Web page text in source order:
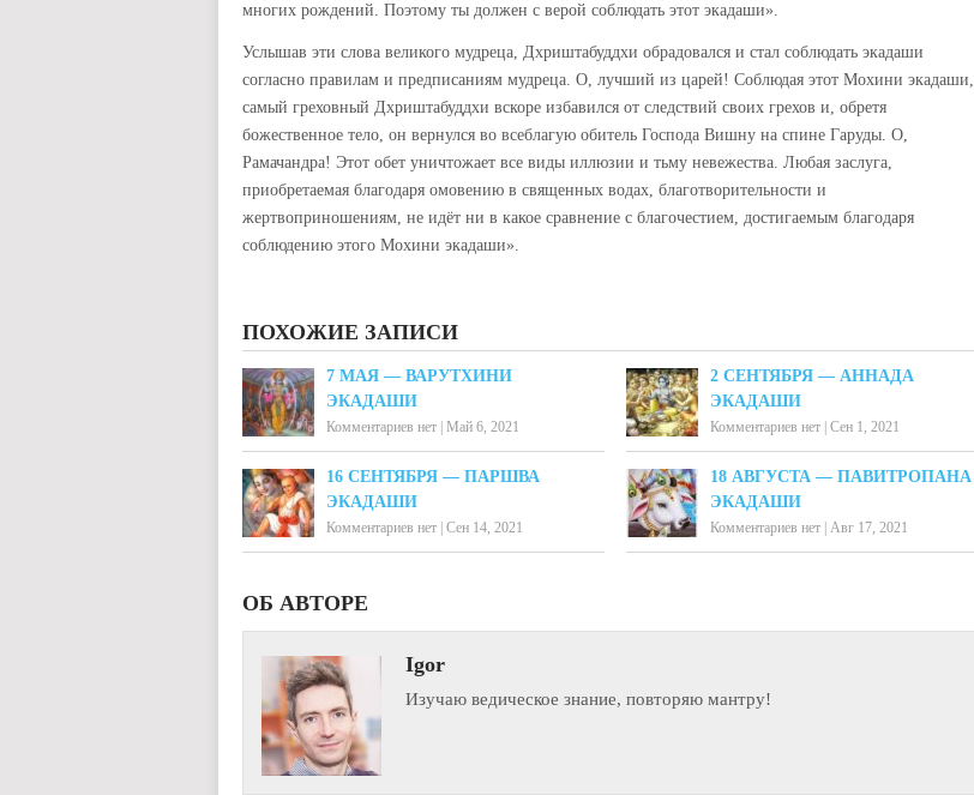
многих рождений. Поэтому ты должен с верой соблюдать этот экадаши».
Услышав эти слова великого мудреца, Дхриштабуддхи обрадовался и стал соблюдать экадаши
согласно правилам и предписаниям мудреца. О, лучший из царей! Соблюдая этот Мохини экадаши,
самый греховный Дхриштабуддхи вскоре избавился от следствий своих грехов и, обретя
божественное тело, он вернулся во всеблагую обитель Господа Вишну на спине Гаруды. О,
Рамачандра! Этот обет уничтожает все виды иллюзии и тьму невежества. Любая заслуга,
приобретаемая благодаря омовению в священных водах, благотворительности и
жертвоприношениям, не идёт ни в какое сравнение с благочестием, достигаемым благодаря
соблюдению этого Мохини экадаши».
ПОХОЖИЕ ЗАПИСИ
7 МАЯ — ВАРУТХИНИ
ЭКАДАШИ
Комментариев нет Май 6, 2021
2 СЕНТЯБРЯ — АННАДА
ЭКАДАШИ
Комментариев нет |Сен 1, 2021
16 СЕНТЯБРЯ — ПАРШВА
ЭКАДАШИ
Комментариев нет Сен 14, 2021
18 АВГУСТА — ПАВИТРОПАНА
ЭКАДАШИ
Комментариев нет |Авг 17, 2021
ОБ АВТОРЕ
Igor
Изучаю ведическое знание, повторяю мантру!